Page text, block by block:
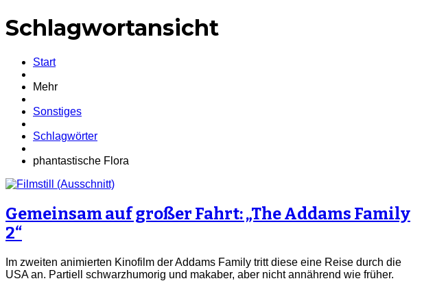
Schlagwortansicht
Start
Mehr
Sonstiges
Schlagwörter
phantastische Flora
Gemeinsam auf großer Fahrt: „The Addams Family
2“
Im zweiten animierten Kinofilm der Addams Family tritt diese eine Reise durch die
USA an. Partiell schwarzhumorig und makaber, aber nicht annährend wie früher.